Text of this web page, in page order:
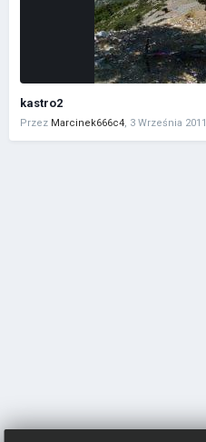
kastro2
Przez Marcinek666c4 3 Września 2011